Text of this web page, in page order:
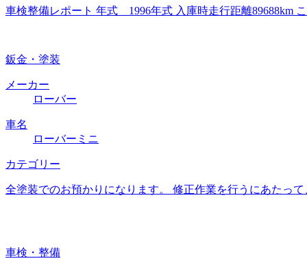
車検整備レポート 年式 1996年式 入庫時走行距離89688km
鈑金・塗装
メーカー
ローバー
車名
ローバーミニ
カテゴリー
全塗装でのお預かりになります。 修正作業を行うにあたっ
車検・整備